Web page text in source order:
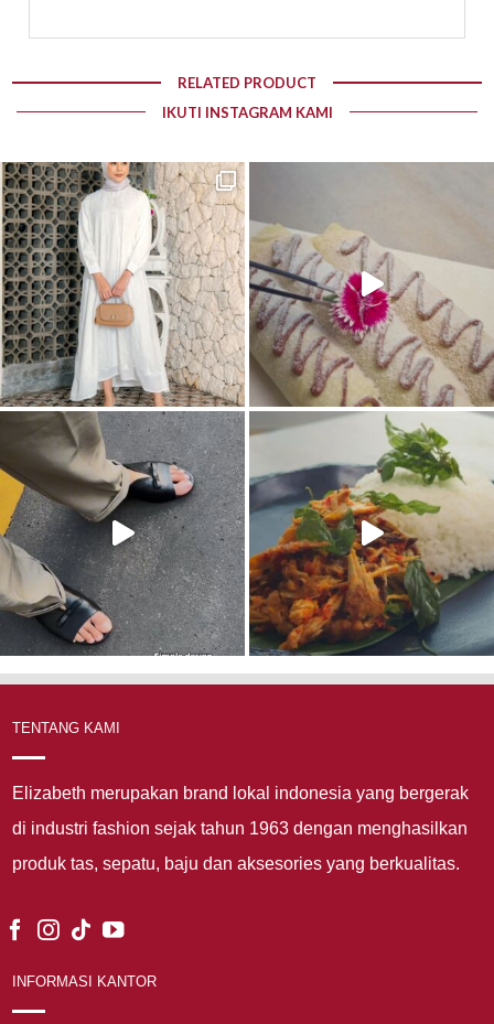
RELATED PRODUCT
IKUTI INSTAGRAM KAMI
TENTANG KAMI
Elizabeth merupakan brand lokal indonesia yang bergerak
di industri fashion sejak tahun 1963 dengan menghasilkan
produk tas, sepatu, baju dan aksesories yang berkualitas.
INFORMASI KANTOR